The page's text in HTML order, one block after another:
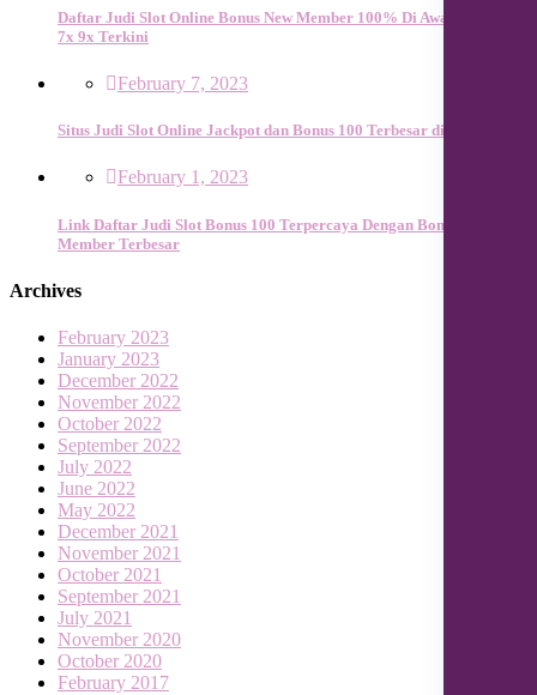
Daftar Judi Slot Online Bonus New Member 100% Di Awal To 3x 5x
7x 9x Terkini
February 7, 2023
Situs Judi Slot Online Jackpot dan Bonus 100 Terbesar di Indonesia
February 1, 2023
Link Daftar Judi Slot Bonus 100 Terpercaya Dengan Bonus New
Member Terbesar
Archives
February 2023
January 2023
December 2022
November 2022
October 2022
September 2022
July 2022
June 2022
May 2022
December 2021
November 2021
October 2021
September 2021
July 2021
November 2020
October 2020
February 2017